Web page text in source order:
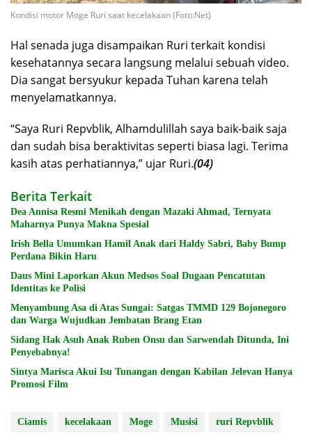
Kondisi motor Moge Ruri saat kecelakaan (Foto:Net)
Hal senada juga disampaikan Ruri terkait kondisi
kesehatannya secara langsung melalui sebuah video.
Dia sangat bersyukur kepada Tuhan karena telah
menyelamatkannya.
“Saya Ruri Repvblik, Alhamdulillah saya baik-baik saja
dan sudah bisa beraktivitas seperti biasa lagi. Terima
kasih atas perhatiannya,” ujar Ruri.(04)
Berita Terkait
Dea Annisa Resmi Menikah dengan Mazaki Ahmad, Ternyata
Maharnya Punya Makna Spesial
Irish Bella Umumkan Hamil Anak dari Haldy Sabri, Baby Bump
Perdana Bikin Haru
Daus Mini Laporkan Akun Medsos Soal Dugaan Pencatutan
Identitas ke Polisi
Menyambung Asa di Atas Sungai: Satgas TMMD 129 Bojonegoro
dan Warga Wujudkan Jembatan Brang Etan
Sidang Hak Asuh Anak Ruben Onsu dan Sarwendah Ditunda, Ini
Penyebabnya!
Sintya Marisca Akui Isu Tunangan dengan Kabilan Jelevan Hanya
Promosi Film
Ciamis kecelakaan Moge Musisi ruri Repvblik